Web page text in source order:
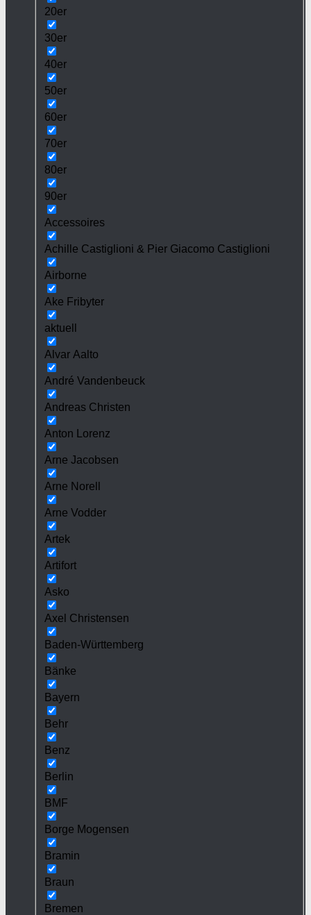
20er
30er
40er
50er
60er
70er
80er
90er
Accessoires
Achille Castiglioni & Pier Giacomo Castiglioni
Airborne
Ake Fribyter
aktuell
Alvar Aalto
André Vandenbeuck
Andreas Christen
Anton Lorenz
Arne Jacobsen
Arne Norell
Arne Vodder
Artek
Artifort
Asko
Axel Christensen
Baden-Württemberg
Bänke
Bayern
Behr
Benz
Berlin
BMF
Borge Mogensen
Bramin
Braun
Bremen